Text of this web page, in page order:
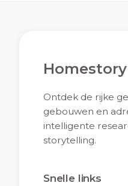
Homestory
Ontdek de rijke
gebouwen en
intelligente
storytelling.
Snelle links